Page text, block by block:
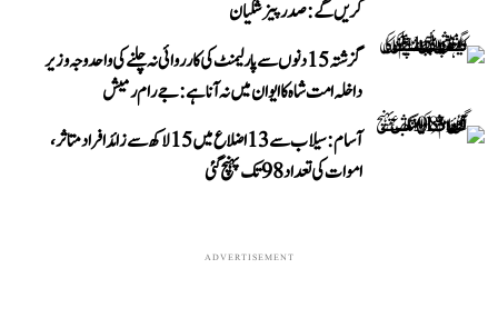
کریں گے: صدر پیزشکیان
گزشتہ 15 دنوں سے پارلیمنٹ کی کارروائی نہ چلنے کی واحد وجہ وزیر
داخلہ امت شاہ کا ایوان میں نہ آنا ہے: جے رام رمیش
آسام: سیلاب سے 13 اضلاع میں 15 لاکھ سے زائد افراد متاثر،
اموات کی تعداد 98 تک پہنچ گئی
ADVERTISEMENT